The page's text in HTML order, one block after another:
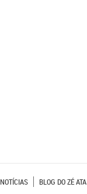
NOTÍCIAS BLOG DO ZÉ